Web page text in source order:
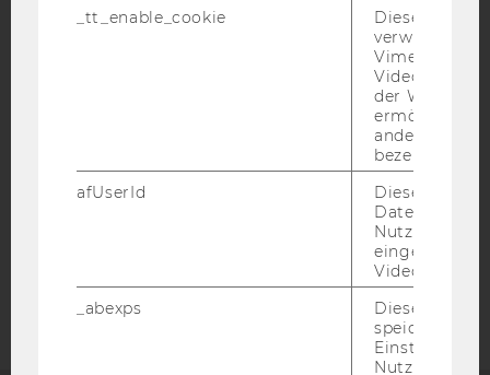
IMPRESSUM
BARRIEREFREIHEITSERKLÄRUNG WEBSEITE
DATENSCHUTZERKLÄRUNG SOCIAL MEDIA
STUDIENBEWERBER*INNEN UND STUDIERENDE
COOKIE EINSTELLUNGEN
Barrierefreiheitserklärung
_tt_enable_cookie
Dieses
verwendet,
Vimeo-
der WU-
ermöglichen
andere nicht
bezeichnete
afUserId
Dieses
Daten von
Videos
_abexps
Dieses Cookie
speichert
Nutzer*in, zB.